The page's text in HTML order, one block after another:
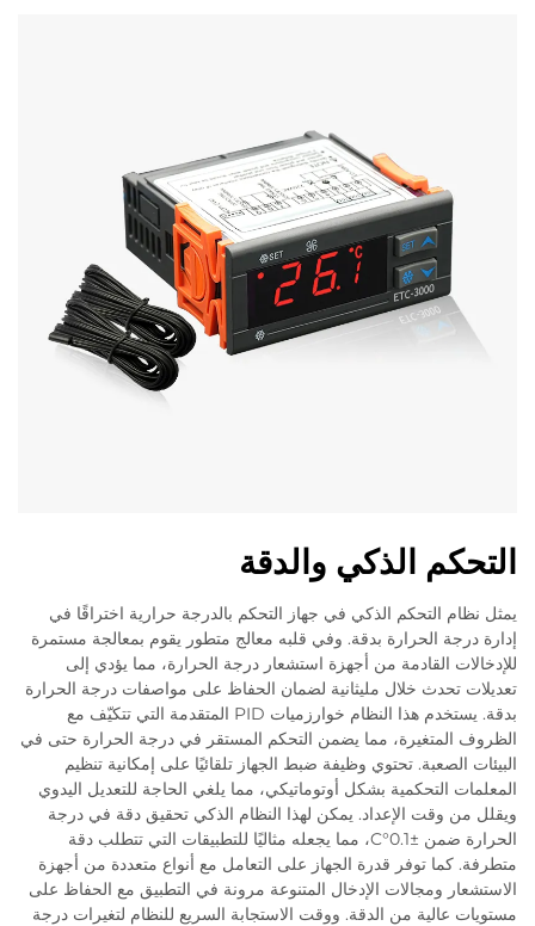
التحكم الذكي والدقة
يمثل نظام التحكم الذكي في جهاز التحكم بالدرجة حرارية اختراقًا في
إدارة درجة الحرارة بدقة. وفي قلبه معالج متطور يقوم بمعالجة مستمرة
للإدخالات القادمة من أجهزة استشعار درجة الحرارة، مما يؤدي إلى
تعديلات تحدث خلال مليثانية لضمان الحفاظ على مواصفات درجة الحرارة
بدقة. يستخدم هذا النظام خوارزميات PID المتقدمة التي تتكيّف مع
الظروف المتغيرة، مما يضمن التحكم المستقر في درجة الحرارة حتى في
البيئات الصعبة. تحتوي وظيفة ضبط الجهاز تلقائيًا على إمكانية تنظيم
المعلمات التحكمية بشكل أوتوماتيكي، مما يلغي الحاجة للتعديل اليدوي
ويقلل من وقت الإعداد. يمكن لهذا النظام الذكي تحقيق دقة في درجة
الحرارة ضمن ±0.1°C، مما يجعله مثاليًا للتطبيقات التي تتطلب دقة
متطرفة. كما توفر قدرة الجهاز على التعامل مع أنواع متعددة من أجهزة
الاستشعار ومجالات الإدخال المتنوعة مرونة في التطبيق مع الحفاظ على
مستويات عالية من الدقة. ووقت الاستجابة السريع للنظام لتغيرات درجة